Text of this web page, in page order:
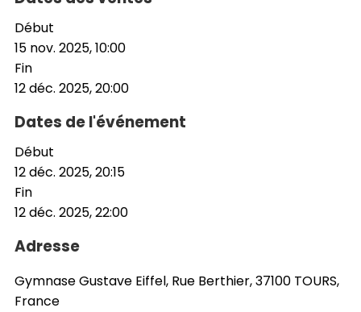
Début
15 nov. 2025, 10:00
Fin
12 déc. 2025, 20:00
Dates de l'événement
Début
12 déc. 2025, 20:15
Fin
12 déc. 2025, 22:00
Adresse
Gymnase Gustave Eiffel, Rue Berthier, 37100 TOURS,
France